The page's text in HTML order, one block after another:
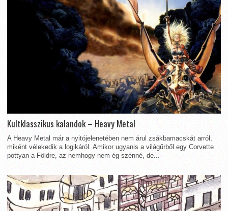
Kultklasszikus kalandok – Heavy Metal
A Heavy Metal már a nyitójelenetében nem árul zsákbamacskát arról,
miként vélekedik a logikáról. Amikor ugyanis a világűrből egy Corvette
pottyan a Földre, az nemhogy nem ég szénné, de...